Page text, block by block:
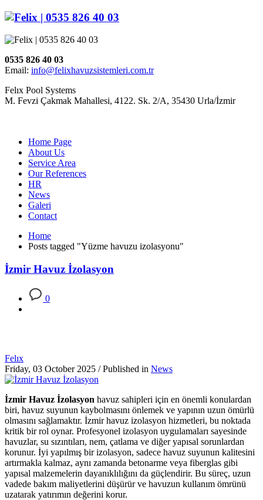
0535 826 40 03
Email: info@felixhavuzsistemleri.com.tr
Felıx Pool Systems
M. Fevzi Çakmak Mahallesi, 4122. Sk. 2/A, 35430 Urla/İzmir
Home Page
About Us
Service Area
Our References
HR
News
Galeri
Contact
Home
Posts tagged "Yüzme havuzu izolasyonu"
İzmir Havuz İzolasyon
0
Felıx
Friday, 03 October 2025 / Published in News
İzmir Havuz İzolasyon havuz sahipleri için en önemli konulardan
biri, havuz suyunun kaybolmasını önlemek ve yapının uzun ömürlü
olmasını sağlamaktır. İzmir havuz izolasyon hizmetleri, bu noktada
kritik bir rol oynar. Profesyonel izolasyon uygulamaları sayesinde
havuzlar, su sızıntıları, nem, çatlama ve diğer yapısal sorunlardan
korunur. İyi yapılmış bir izolasyon, sadece havuz suyunun kalitesini
artırmakla kalmaz, aynı zamanda betonarme veya fiberglas gibi
yapısal malzemelerin dayanıklılığını da güçlendirir. Bu süreç, uzun
vadede bakım maliyetlerini düşürür ve havuzun kullanım ömrünü
uzatarak yatırımın değerini korur.